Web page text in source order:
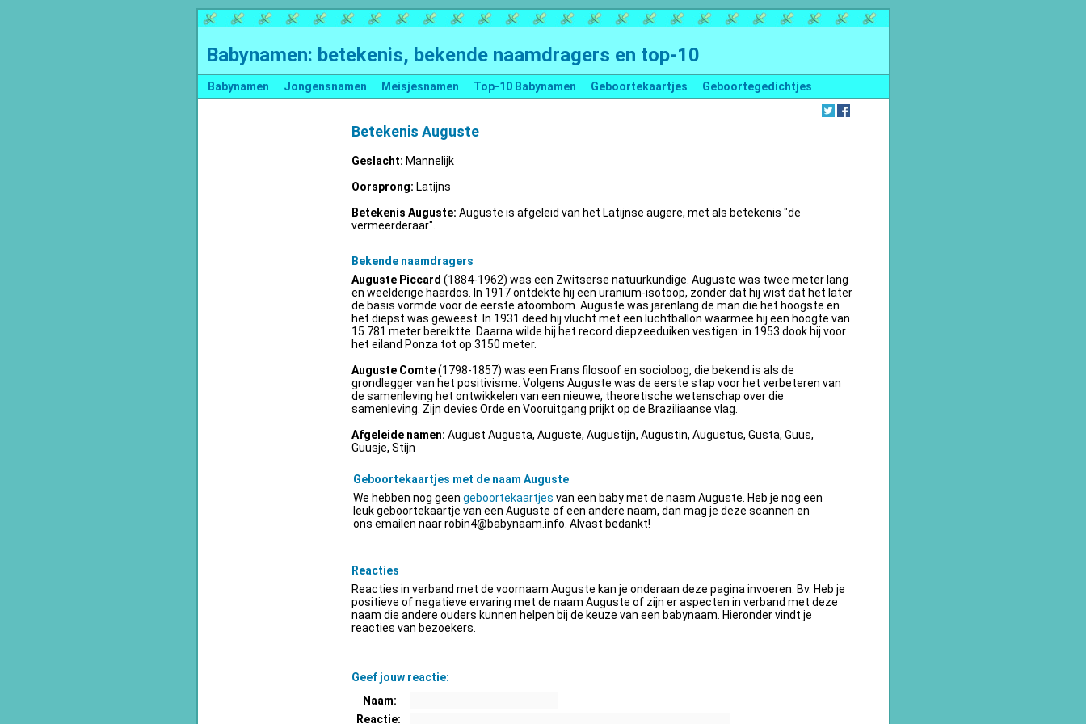
Babynamen: betekenis, bekende naamdragers en top-10
Babynamen Jongensnamen Meisjesnamen Top-10 Babynamen Geboortekaartjes Geboortegedichtjes
Betekenis Auguste
Geslacht: Mannelijk
Oorsprong: Latijns
Betekenis Auguste: Auguste is afgeleid van het Latijnse augere, met als betekenis "de
vermeerderaar".
Bekende naamdragers
Auguste Piccard (1884-1962) was een Zwitserse natuurkundige. Auguste was twee meter lang
en weelderige haardos. In 1917 ontdekte hij een uranium-isotoop, zonder dat hij wist dat het later
de basis vormde voor de eerste atoombom. Auguste was jarenlang de man die het hoogste en
het diepst was geweest. In 1931 deed hij vlucht met een luchtballon waarmee hij een hoogte van
15.781 meter bereiktte. Daarna wilde hij het record diepzeeduiken vestigen: in 1953 dook hij voor
het eiland Ponza tot op 3150 meter.
Auguste Comte(1798-1857) was een Frans filosoof en socioloog, die bekend is als de
grondlegger van het positivisme. Volgens Auguste was de eerste stap voor het verbeteren van
de samenleving het ontwikkelen van een nieuwe, theoretische wetenschap over die
samenleving. Zijn devies Orde en Vooruitgang prijkt op de Braziliaanse vlag.
Afgeleide namen: August Augusta, Auguste, Augustijn, Augustin, Augustus, Gusta, Guus,
Guusje, Stijn
Geboortekaartjes met de naam Auguste
We hebben nog geen geboortekaartjes van een baby met de naam Auguste. Heb je nog een
leuk geboortekaartje van een Auguste of een andere naam, dan mag je deze scannen en
ons emailen naarrobin4@babynaam.info . Alvast bedankt!
Reacties
Reacties in verband met de voornaam Auguste kan je onderaan deze pagina invoeren. Bv. Heb je
positieve of negatieve ervaring met de naam Auguste of zijn er aspecten in verband met deze
naam die andere ouders kunnen helpen bij de keuze van een babynaam. Hieronder vindt je
reacties van bezoekers.
Geef jouw reactie:
Naam:
Reactie: